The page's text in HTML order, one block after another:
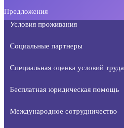
Предложения
Условия проживания
Социальные партнеры
Специальная оценка условий труда
Бесплатная юридическая помощь
Международное сотрудничество